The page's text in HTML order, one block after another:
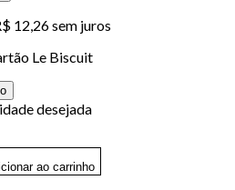
12,26sem juros
Le Biscuit
desejada
ao carrinho